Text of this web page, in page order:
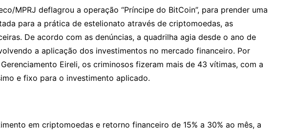
MPRJ deflagrou a operação “Príncipe do BitCoin”, para prender uma
para a prática de estelionato através de criptomoedas, as
De acordo com as denúncias, a quadrilha agia desde o ano de
a aplicação dos investimentos no mercado financeiro. Por
Eireli, os criminosos fizeram mais de 43 vítimas, com a
e fixo para o investimento aplicado.
em criptomoedas e retorno financeiro de 15% a 30% ao mês, a